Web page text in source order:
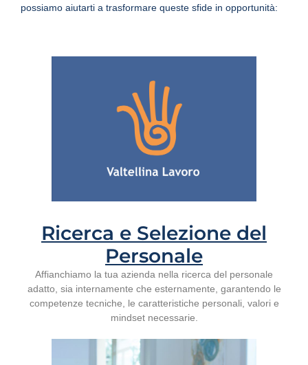
possiamo aiutarti a trasformare queste sfide in opportunità:
Ricerca e Selezione del
Personale
Affianchiamo la tua azienda nella ricerca del personale
adatto, sia internamente che esternamente, garantendo le
competenze tecniche, le caratteristiche personali, valori e
mindset necessarie.